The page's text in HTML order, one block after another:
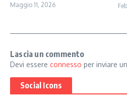
Maggio 11, 2026
Lascia un commento
Devi essere connesso per inviare
Social Icons